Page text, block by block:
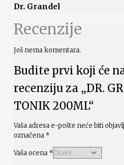
Dr. Grandel
Recenzije
Još nema komentara.
Budite prvi koji će
recenziju za „DR.
TONIK 200ML“
Vaša adresa e-pošte neće biti
označena *
Vaša ocena *